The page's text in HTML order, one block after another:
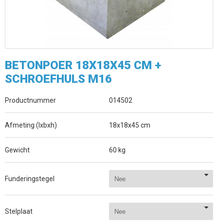
BETONPOER 18X18X45 CM +
SCHROEFHULS M16
Productnummer 014502
Afmeting (lxbxh) 18x18x45 cm
Gewicht 60 kg
Funderingstegel
Stelplaat